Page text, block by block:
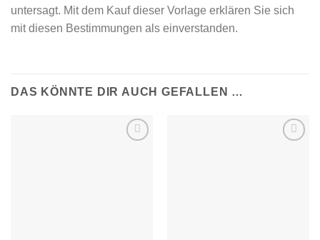
untersagt. Mit dem Kauf dieser Vorlage erklären Sie sich
mit diesen Bestimmungen als einverstanden.
DAS KÖNNTE DIR AUCH GEFALLEN …